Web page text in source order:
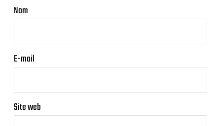
Nom
E-mail
Site web